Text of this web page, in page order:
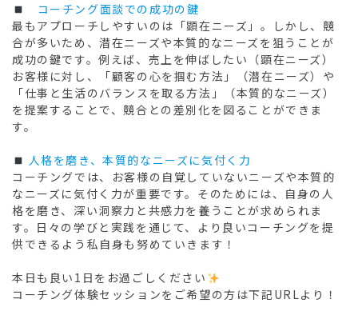
コーチング面談での成功の鍵
最もアプローチしやすいのは「顕在ニーズ」。しかし、競
合が多いため、潜在ニーズや本質的なニーズを狙うことが
成功の鍵です。例えば、売上を伸ばしたい（顕在ニーズ）
お客様に対し、「顧客の心を掴む方法」（潜在ニーズ）や
「仕事と生活のバランスを取る方法」（本質的なニーズ）
を提案することで、競合との差別化を図ることができま
す。
人格を磨き、本質的なニーズに気付く力
コーチングでは、お客様の自覚していないニーズや本質的
なニーズに気付く力が重要です。そのためには、自身の人
格を磨き、深い洞察力と共感力を養うことが求められま
す。日々の学びと実践を通じて、より良いコーチングを提
供できるよう私自身も努めていきます！
本日も良い1日をお過ごしください
コーチング体験セッションをご希望の方は下記URLより！